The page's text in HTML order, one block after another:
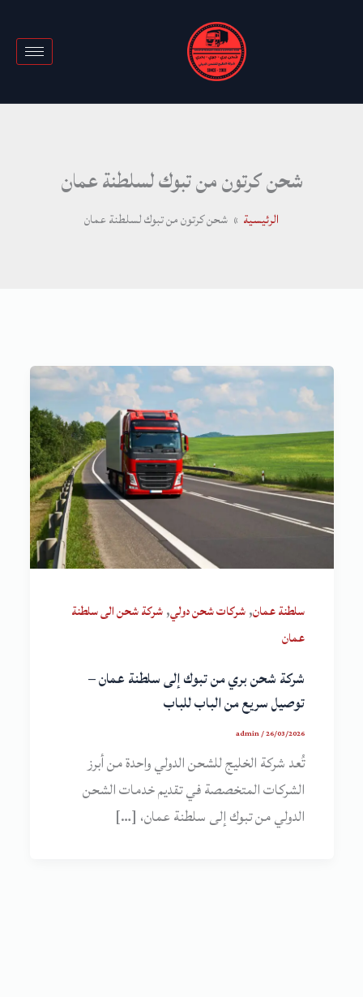
شحن كرتون من تبوك لسلطنة عمان
الرئيسية شحن كرتون من تبوك لسلطنة عمان
سلطنة عمان,شركات شحن دولي,شركة شحن الى سلطنة
عمان
شركة شحن بري من تبوك إلى سلطنة عمان –
توصيل سريع من الباب للباب
admin/26/03/2026
تُعد شركة الخليج للشحن الدولي واحدة من أبرز
الشركات المتخصصة في تقديم خدمات الشحن
الدولي من تبوك إلى سلطنة عمان، […]